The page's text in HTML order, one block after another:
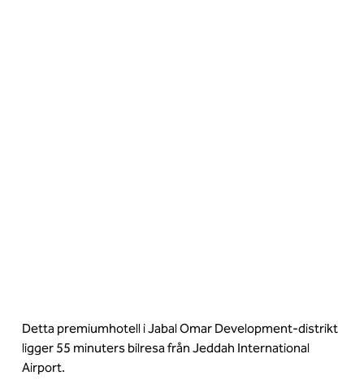
Detta premiumhotell i Jabal Omar Development-distrikt
ligger 55 minuters bilresa från Jeddah International
Airport.